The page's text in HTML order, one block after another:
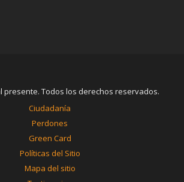
presente. Todos los derechos reservados.
Ciudadanía
Perdones
Green Card
Políticas del Sitio
Mapa del sitio